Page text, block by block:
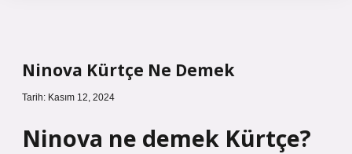
Ninova Kürtçe Ne Demek
Tarih: Kasım 12, 2024
Ninova ne demek Kürtçe?